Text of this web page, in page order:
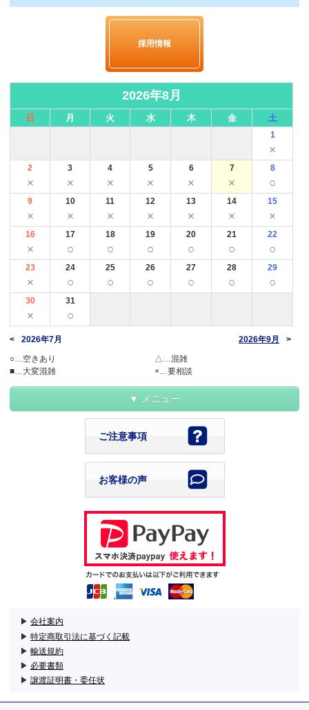
採用情報
2026年8月
日 月 火 水 木 金 土
1
×
2
×
3
×
4
×
5
×
6
×
7
×
8
○
9
×
10
×
11
×
12
×
13
×
14
×
15
×
16
×
17
○
18
○
19
○
20
○
21
○
22
○
23
×
24
○
25
○
26
○
27
○
28
○
29
○
30
×
31
○
2026年7月
2026年9月
○…空きあり
△…混雑
■…大変混雑
×…要相談
メニュー
ご注意事項
お客様の声
▶ 会社案内
▶ 特定商取引法に基づく記載
▶ 輸送規約
▶ 必要書類
▶ 譲渡証明書・委任状